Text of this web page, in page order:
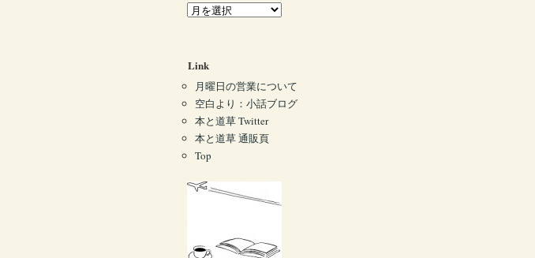
Link
月曜日の営業について
空白より：小話ブログ
本と道草 Twitter
本と道草 通販頁
Top